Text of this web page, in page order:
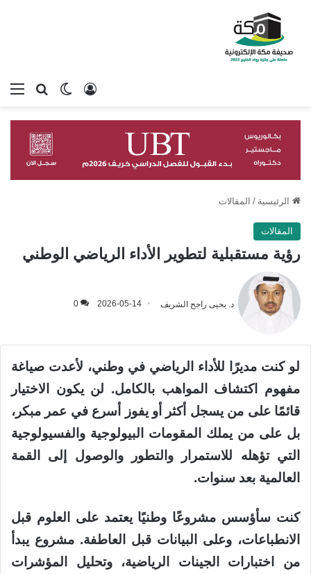
بحثالوضع
تسجيل الدخول
الرئيسية / المقالات
المقالات
رؤية مستقبلية لتطوير الأداء الرياضي الوطني
د. يحيى راجح الشريف 2026-05-14
0
لو كنت مديرًا للأداء الرياضي في وطني، لأعدت صياغة
مفهوم اكتشاف المواهب بالكامل. لن يكون الاختيار
قائمًا على من يسجل أكثر أو يفوز أسرع في عمر مبكر،
بل على من يملك المقومات البيولوجية والفسيولوجية
التي تؤهله للاستمرار والتطور والوصول إلى القمة
العالمية بعد سنوات.
كنت سأؤسس مشروعًا وطنيًا يعتمد على العلوم قبل
الانطباعات، وعلى البيانات قبل العاطفة. مشروع يبدأ
من اختبارات الجينات الرياضية، وتحليل المؤشرات